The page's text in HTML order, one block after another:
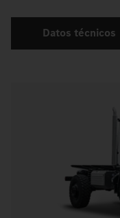
Datos técnicos